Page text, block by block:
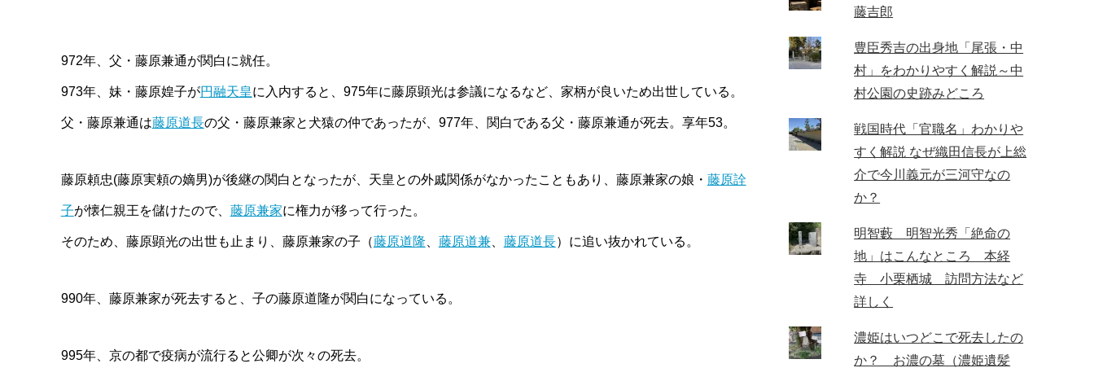
972年、父・藤原兼通が関白に就任。
973年、妹・藤原媓子が円融天皇に入内すると、975年に藤原顕光は参議になるなど、家柄が良いため出世している。
父・藤原兼通は藤原道長の父・藤原兼家と犬猿の仲であったが、977年、関白である父・藤原兼通が死去。享年53。
藤原頼忠(藤原実頼の嫡男)が後継の関白となったが、天皇との外戚関係がなかったこともあり、藤原兼家の娘・ 藤原詮
子が懐仁親王を儲けたので、 藤原兼家に権力が移って行った。
そのため、藤原顕光の出世も止まり、藤原兼家の子（藤原道隆 藤原道兼、 藤原道長）に追い抜かれている。
990年、藤原兼家が死去すると、子の藤原道隆が関白になっている。
995年、京の都で疫病が流行ると公卿が次々の死去。
藤吉郎
豊臣秀吉の出身地「尾張・中
村」をわかりやすく解説～中
村公園の史跡みどころ
戦国時代「官職名」わかりや
すく解説 なぜ織田信長が上総
介で今川義元が三河守なの
か？
明智藪 明智光秀「絶命の
地」はこんなところ 本経
寺 小栗栖城 訪問方法など
詳しく
濃姫はいつどこで死去したの
か？ お濃の墓（濃姫遺髪